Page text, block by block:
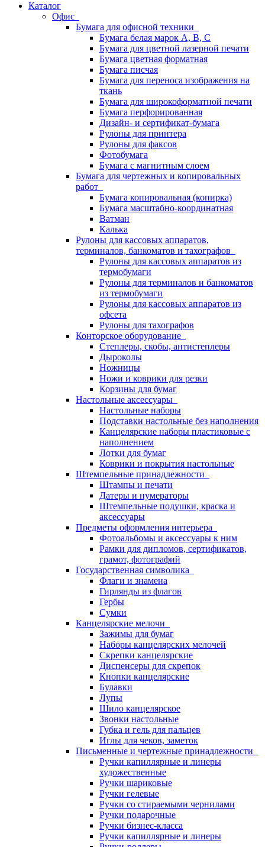
Каталог
Офис
Бумага для офисной техники
Бумага белая марок А, В, С
Бумага для цветной лазерной печати
Бумага цветная форматная
Бумага писчая
Бумага для переноса изображения на
ткань
Бумага для широкоформатной печати
Бумага перфорированная
Дизайн- и сертификат-бумага
Рулоны для принтера
Рулоны для факсов
Фотобумага
Бумага с магнитным слоем
Бумага для чертежных и копировальных
работ
Бумага копировальная (копирка)
Бумага масштабно-координатная
Ватман
Калька
Рулоны для кассовых аппаратов,
терминалов, банкоматов и тахографов
Рулоны для кассовых аппаратов из
термобумаги
Рулоны для терминалов и банкоматов
из термобумаги
Рулоны для кассовых аппаратов из
офсета
Рулоны для тахографов
Конторское оборудование
Степлеры, скобы, антистеплеры
Дыроколы
Ножницы
Ножи и коврики для резки
Корзины для бумаг
Настольные аксессуары
Настольные наборы
Подставки настольные без наполнения
Канцелярские наборы пластиковые с
наполнением
Лотки для бумаг
Коврики и покрытия настольные
Штемпельные принадлежности
Штампы и печати
Датеры и нумераторы
Штемпельные подушки, краска и
аксессуары
Предметы оформления интерьера
Фотоальбомы и аксессуары к ним
Рамки для дипломов, сертификатов,
грамот, фотографий
Государственная символика
Флаги и знамена
Гирлянды из флагов
Гербы
Сумки
Канцелярские мелочи
Зажимы для бумаг
Наборы канцелярских мелочей
Скрепки канцелярские
Диспенсеры для скрепок
Кнопки канцелярские
Булавки
Лупы
Шило канцелярское
Звонки настольные
Губка и гель для пальцев
Иглы для чеков, заметок
Письменные и чертежные принадлежности
Ручки капиллярные и линеры
художественные
Ручки шариковые
Ручки гелевые
Ручки со стираемыми чернилами
Ручки подарочные
Ручки бизнес-класса
Ручки капиллярные и линеры